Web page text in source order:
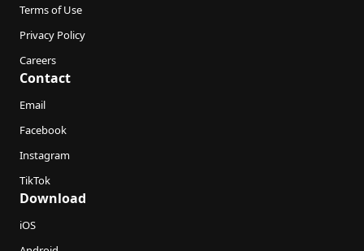
Terms of Use
Privacy Policy
Careers
Contact
Email
Facebook
Instagram
TikTok
Download
iOS